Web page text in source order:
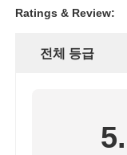
Ratings & Review:
전체 등급